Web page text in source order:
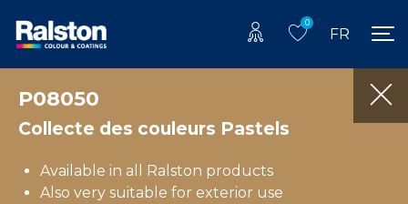
0
FR
P08050
Collecte des couleurs Pastels
Available in all Ralston products
Also very suitable for exterior use